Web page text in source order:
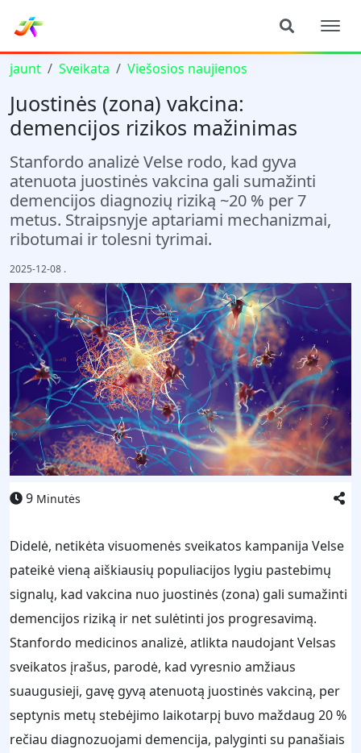
jaunt Sveikata Viešosios naujienos
Juostinės (zona) vakcina:
demencijos rizikos mažinimas
Stanfordo analizė Velse rodo, kad gyva
atenuota juostinės vakcina gali sumažinti
demencijos diagnozių riziką ~20 % per 7
metus. Straipsnyje aptariami mechanizmai,
ribotumai ir tolesni tyrimai.
2025-12-08 .
9 Minutės
Didelė, netikėta visuomenės sveikatos kampanija Velse
pateikė vieną aiškiausių populiacijos lygiu pastebimų
signalų, kad vakcina nuo juostinės (zona) gali sumažinti
demencijos riziką ir net sulėtinti jos progresavimą.
Stanfordo medicinos analizė, atlikta naudojant Velsas
sveikatos įrašus, parodė, kad vyresnio amžiaus
suaugusieji, gavę gyvą atenuotą juostinės vakciną, per
septynis metų stebėjimo laikotarpį buvo maždaug 20 %
rečiau diagnozuojami demencija, palyginti su panašiais